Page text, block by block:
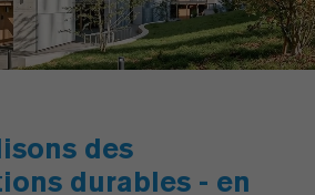
des
durables - en